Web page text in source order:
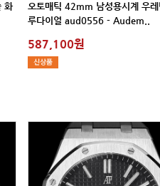
루다이얼 aud0556 - Audem..
587,100원